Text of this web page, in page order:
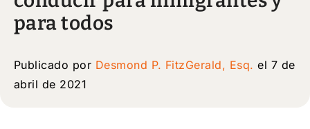
para todos
Publicado por Desmond P. FitzGerald, Esq. el 7 de
abril de 2021